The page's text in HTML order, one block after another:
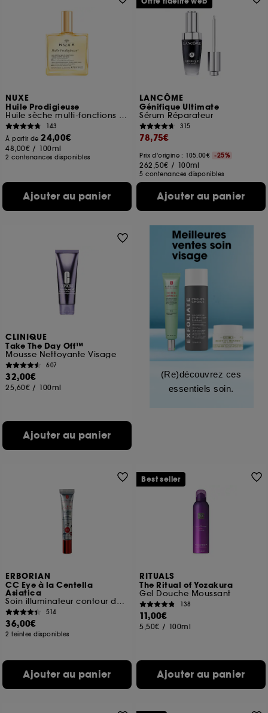
NUXE
Huile Prodigieuse
Huile sèche multi-fonctions visage, corps, cheveux
143
À partir de24,00€
48,00€ / 100ml
2 contenances disponibles
Ajouter au panier
LANCÔME
Génifique Ultimate
Sérum Réparateur
315
78,75€
Prix d'origine : 105,00€ -25%
262,50€ / 100ml
5 contenances disponibles
Ajouter au panier
CLINIQUE
Take The Day Off™
Mousse Nettoyante Visage
607
32,00€
25,60€ / 100ml
Ajouter au panier
(Re)découvrez ces
essentiels soin.
ERBORIAN
CC Eye à la Centella
Asiatica
Soin illuminateur contour des yeux
514
36,00€
2 teintes disponibles
Ajouter au panier
RITUALS
The Ritual of Yozakura
Gel Douche Moussant
138
11,00€
5,50€ / 100ml
Ajouter au panier
Best seller